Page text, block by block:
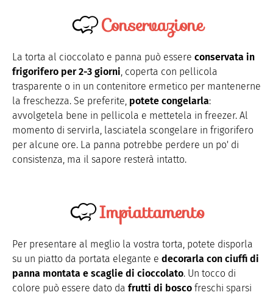
Conservazione
La torta al cioccolato e panna può essere conservata in
frigorifero per 2-3 giorni, coperta con pellicola
trasparente o in un contenitore ermetico per mantenerne
la freschezza. Se preferite, potete congelarla:
avvolgetela bene in pellicola e mettetela in freezer. Al
momento di servirla, lasciatela scongelare in frigorifero
per alcune ore. La panna potrebbe perdere un po' di
consistenza, ma il sapore resterà intatto.
Impiattamento
Per presentare al meglio la vostra torta, potete disporla
su un piatto da portata elegante e decorarla con ciuffi di
panna montata e scaglie di cioccolato. Un tocco di
colore può essere dato da frutti di bosco freschi sparsi